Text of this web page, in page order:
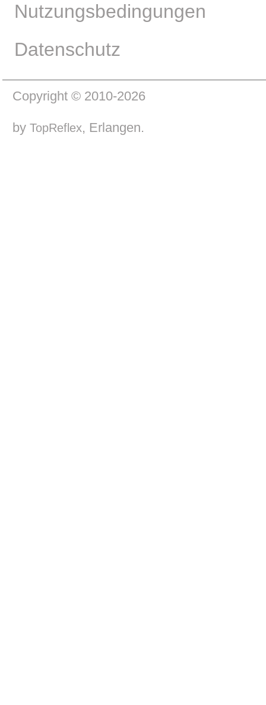
Nutzungsbedingungen
Datenschutz
Copyright © 2010-2026
by TopReflex, Erlangen.